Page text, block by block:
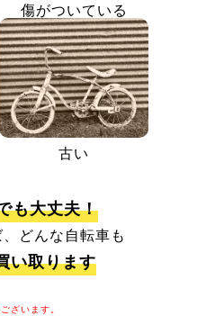
傷がついている
古い
も大丈夫！
どんな自転車も
い取ります
ざいます。